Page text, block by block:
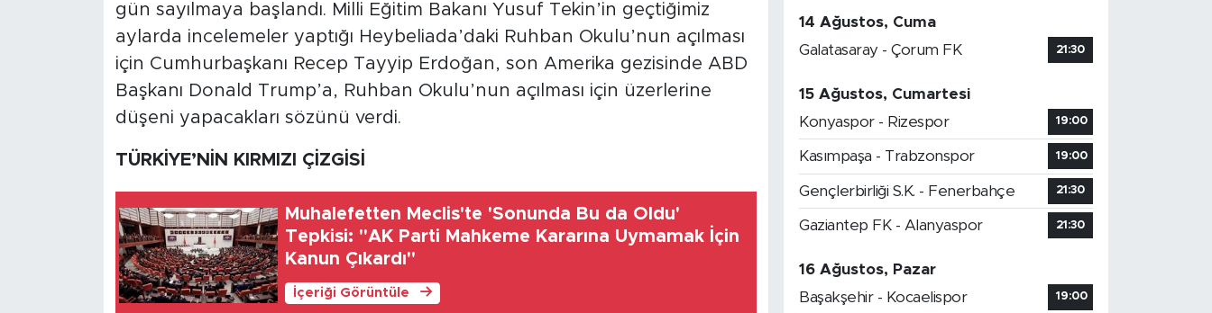
gün sayılmaya başlandı. Milli Eğitim Bakanı Yusuf Tekin’in geçtiğimiz
aylarda incelemeler yaptığı Heybeliada’daki Ruhban Okulu’nun açılması
için Cumhurbaşkanı Recep Tayyip Erdoğan, son Amerika gezisinde ABD
Başkanı Donald Trump’a, Ruhban Okulu’nun açılması için üzerlerine
düşeni yapacakları sözünü verdi.
TÜRKİYE’NİN KIRMIZI ÇİZGİSİ
Muhalefetten Meclis'te 'Sonunda Bu da Oldu'
Tepkisi: "AK Parti Mahkeme Kararına Uymamak İçin
Kanun Çıkardı"
İçeriği Görüntüle
14 Ağustos, Cuma
Galatasaray - Çorum FK
21:30
15 Ağustos, Cumartesi
Konyaspor - Rizespor
19:00
Kasımpaşa - Trabzonspor 19:00
Gençlerbirliği S.K. - Fenerbahçe 21:30
Gaziantep FK - Alanyaspor 21:30
16 Ağustos, Pazar
Başakşehir - Kocaelispor
19:00
SİYASET
FOTO GALERİ
VİDEOLAR